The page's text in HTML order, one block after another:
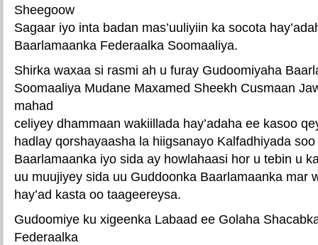
Sheegoow
Sagaar iyo inta badan mas’uuliyiin ka socota
Baarlamaanka Federaalka Soomaaliya.
Shirka waxaa si rasmi ah u furay Gudoomiyaha
Soomaaliya Mudane Maxamed Sheekh Cusmaan
mahad
celiyey dhammaan wakiillada hay’adaha ee kasoo
hadlay qorshayaasha la hiigsanayo Kalfadhiyada
Baarlamaanka iyo sida ay howlahaasi hor u tebin u
uu muujiyey sida uu Guddoonka Baarlamaanka mar
hay’ad kasta oo taageereysa.
Gudoomiye ku xigeenka Labaad ee Golaha
Federaalka